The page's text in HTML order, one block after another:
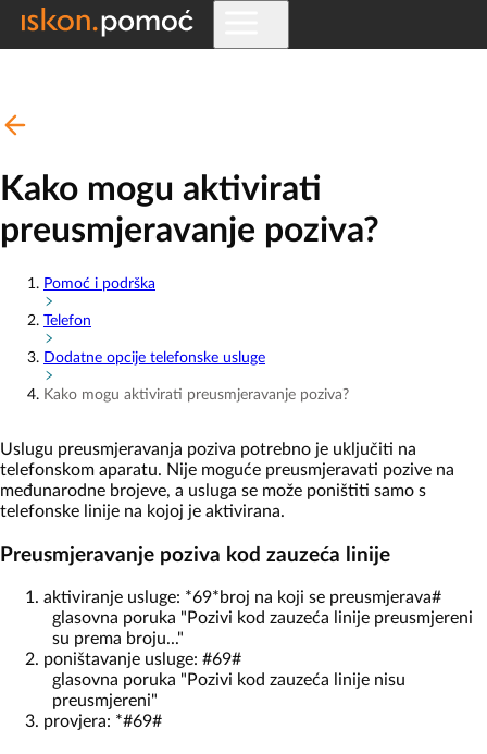
Kako mogu aktivirati
preusmjeravanje poziva?
Pomoć i podrška
Telefon
Dodatne opcije telefonske usluge
Kako mogu aktivirati preusmjeravanje poziva?
Uslugu preusmjeravanja poziva potrebno je uključiti na
telefonskom aparatu. Nije moguće preusmjeravati pozive na
međunarodne brojeve, a usluga se može poništiti samo s
telefonske linije na kojoj je aktivirana.
Preusmjeravanje poziva kod zauzeća linije
aktiviranje usluge: *69*broj na koji se preusmjerava#
glasovna poruka "Pozivi kod zauzeća linije preusmjereni
su prema broju..."
poništavanje usluge: #69#
glasovna poruka "Pozivi kod zauzeća linije nisu
preusmjereni"
provjera: *#69#